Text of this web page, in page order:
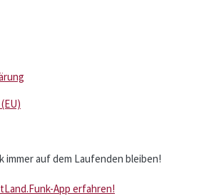
immer auf dem Laufenden bleiben!
App erfahren!